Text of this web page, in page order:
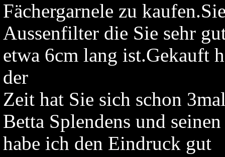
Fächergarnele zu
Aussenfilter die Sie sehr
etwa 6cm lang ist.Gekauft
der
Zeit hat Sie sich schon
Betta Splendens und
habe ich den Eindruck gut